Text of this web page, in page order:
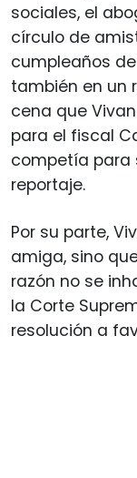
sociales, el
círculo de
cumpleaños
también en un
cena que
para el fiscal
competía para
reportaje.
Por su parte,
amiga, sino
razón no se
la Corte
resolución a